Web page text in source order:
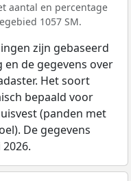
aantal en percentage
1057 SM.
zijn gebaseerd
de gegevens over
Het soort
bepaald voor
(panden met
De gegevens